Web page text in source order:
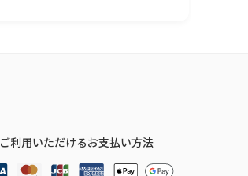
ご利用いただけるお支払い方法